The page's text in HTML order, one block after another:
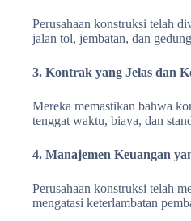
Perusahaan konstruksi telah
jalan tol, jembatan, dan
3. Kontrak yang Jelas dan
Mereka memastikan bahwa
tenggat waktu, biaya, dan
4. Manajemen Keuangan
Perusahaan konstruksi telah
mengatasi keterlambatan